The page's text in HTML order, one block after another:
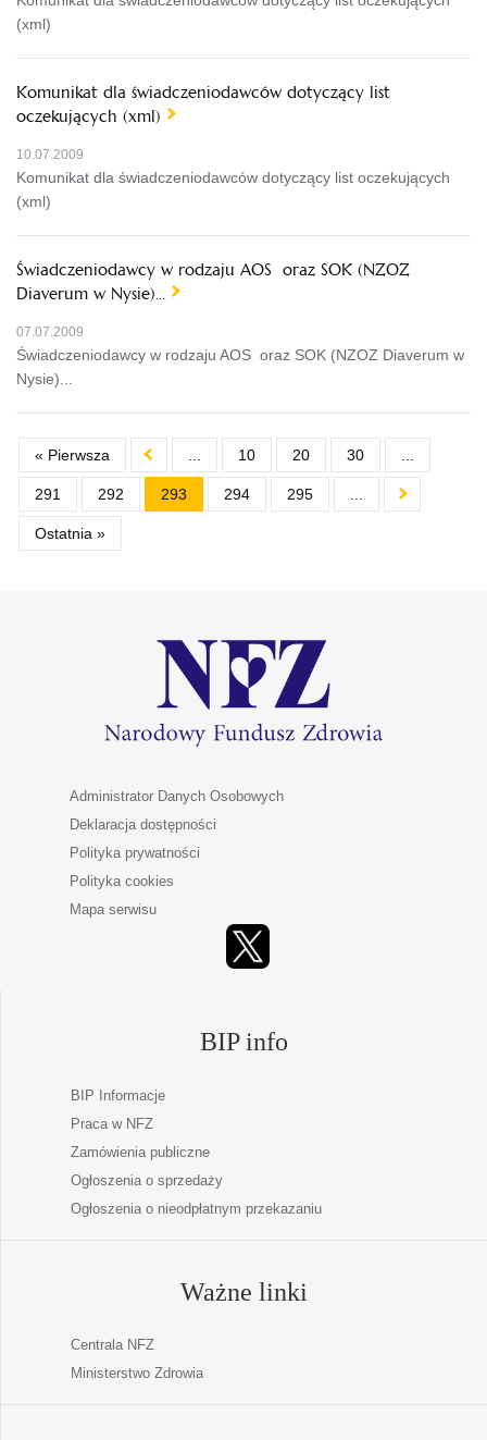
(xml)
Komunikat dla świadczeniodawców dotyczący list
oczekujących (xml)
10.07.2009
Komunikat dla świadczeniodawców dotyczący list oczekujących
(xml)
Świadczeniodawcy w rodzaju AOS oraz SOK (NZOZ
Diaverum w Nysie)…
07.07.2009
Świadczeniodawcy w rodzaju AOS oraz SOK (NZOZ Diaverum w
Nysie)...
« Pierwsza 10 20 30
291 292 293 294 295
Ostatnia »
Administrator Danych Osobowych
Deklaracja dostępności
Polityka prywatności
Polityka cookies
Mapa serwisu
BIP info
BIP Informacje
Praca w NFZ
Zamówienia publiczne
Ogłoszenia o sprzedaży
Ogłoszenia o nieodpłatnym przekazaniu
Ważne linki
Centrala NFZ
Ministerstwo Zdrowia